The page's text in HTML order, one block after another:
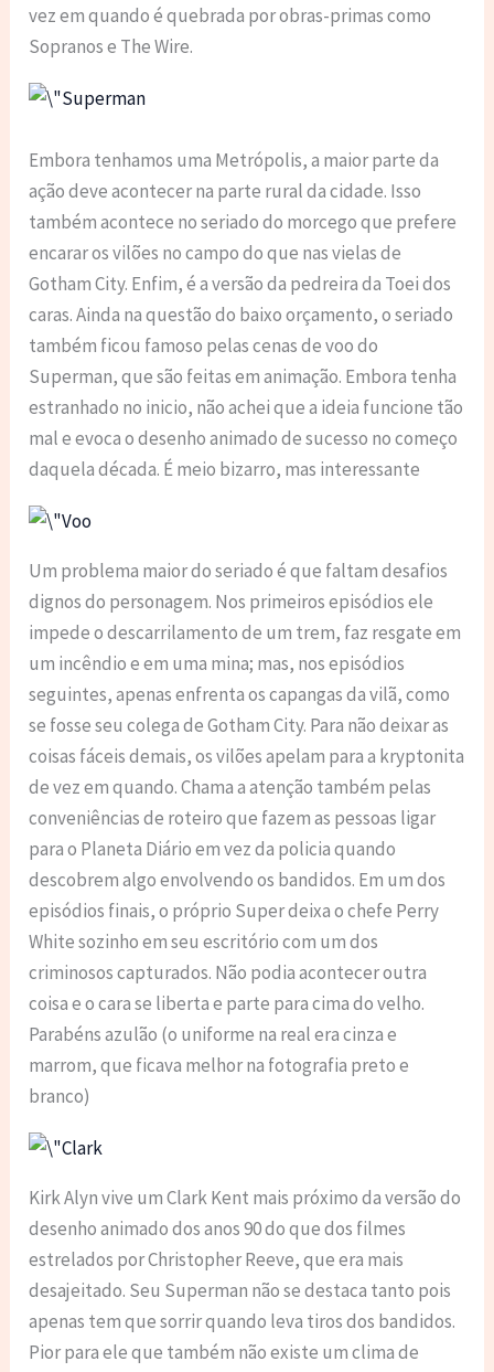
vez em quando é quebrada por obras-primas como
Sopranos e The Wire.
Embora tenhamos uma Metrópolis, a maior parte da
ação deve acontecer na parte rural da cidade. Isso
também acontece no seriado do morcego que prefere
encarar os vilões no campo do que nas vielas de
Gotham City. Enfim, é a versão da pedreira da Toei dos
caras. Ainda na questão do baixo orçamento, o seriado
também ficou famoso pelas cenas de voo do
Superman, que são feitas em animação. Embora tenha
estranhado no inicio, não achei que a ideia funcione tão
mal e evoca o desenho animado de sucesso no começo
daquela década. É meio bizarro, mas interessante
Um problema maior do seriado é que faltam desafios
dignos do personagem. Nos primeiros episódios ele
impede o descarrilamento de um trem, faz resgate em
um incêndio e em uma mina; mas, nos episódios
seguintes, apenas enfrenta os capangas da vilã, como
se fosse seu colega de Gotham City. Para não deixar as
coisas fáceis demais, os vilões apelam para a kryptonita
de vez em quando. Chama a atenção também pelas
conveniências de roteiro que fazem as pessoas ligar
para o Planeta Diário em vez da policia quando
descobrem algo envolvendo os bandidos. Em um dos
episódios finais, o próprio Super deixa o chefe Perry
White sozinho em seu escritório com um dos
criminosos capturados. Não podia acontecer outra
coisa e o cara se liberta e parte para cima do velho.
Parabéns azulão (o uniforme na real era cinza e
marrom, que ficava melhor na fotografia preto e
branco)
Kirk Alyn vive um Clark Kent mais próximo da versão do
desenho animado dos anos 90 do que dos filmes
estrelados por Christopher Reeve, que era mais
desajeitado. Seu Superman não se destaca tanto pois
apenas tem que sorrir quando leva tiros dos bandidos.
Pior para ele que também não existe um clima de